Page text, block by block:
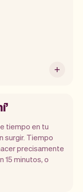
tiempo en tu
surgir. Tiempo
precisamente
15 minutos, o